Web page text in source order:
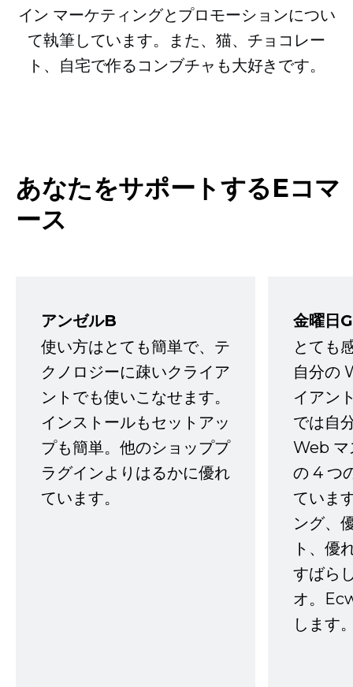
イン マーケティングとプロモーションについ
て執筆しています。また、猫、チョコレー
ト、自宅で作るコンブチャも大好きです。
あなたをサポートするEコマ
ース
アンゼルB
使い方はとても簡単で、テ
クノロジーに疎いクライア
ントでも使いこなせます。
インストールもセットアッ
プも簡単。他のショッププ
ラグインよりはるかに優れ
ています。
金曜日G
とても
自分の
イアン
では自
Web マ
の 4 つ
ていま
ング、
ト、優
すばら
オ。
します